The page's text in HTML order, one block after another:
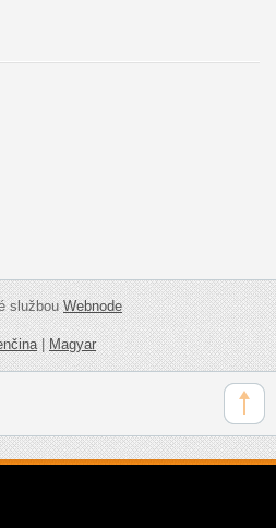
službouWebnode
|Magyar